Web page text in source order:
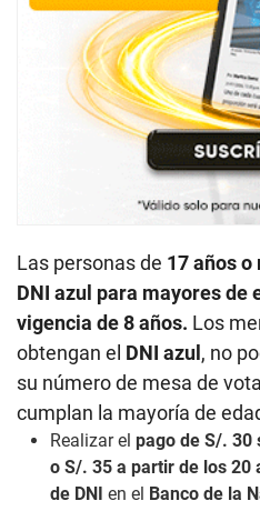
Las personas de 17 años o
DNI azul para mayores de
vigencia de 8 años. Los
obtengan el DNI azul, no
su número de mesa de
cumplan la mayoría de
Realizar el pago de S/. 30
o S/. 35 a partir de los 20
de DNI en el Banco de la